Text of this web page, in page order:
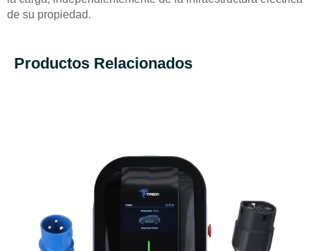
de su propiedad.
Productos Relacionados